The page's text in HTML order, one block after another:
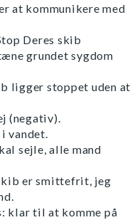
at kommunikere med
Deres skib
grundet sygdom
ligger stoppet uden at
(negativ).
vandet.
sejle, alle mand
er smittefrit, jeg
klar til at komme på